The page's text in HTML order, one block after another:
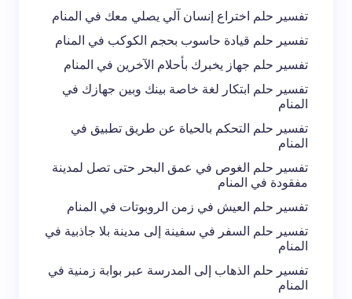
احفظ اسمي والبريد الإلكتروني في هذا المتصفح
لاستخدامه في المرة المقبلة في تعليقي.
تفسير حلم اختراع إنسان آلي يصلي معك في المنام
تفسير حلم قيادة حاسوب بحجم الكوكب في المنام
تفسير حلم جهاز يخبرك بأحلام الآخرين في المنام
تفسير حلم ابتكار لغة خاصة بينك وبين جهازك في
المنام
تفسير حلم التحكم بالحياة عن طريق تطبيق في
المنام
تفسير حلم الغوص في عمق البحر حتى تصل لمدينة
مفقودة في المنام
تفسير حلم العيش في زمن الروبوتات في المنام
تفسير حلم السفر في سفينة إلى مدينة بلا جاذبية في
المنام
تفسير حلم الذهاب إلى المدرسة عبر بوابة زمنية في
المنام